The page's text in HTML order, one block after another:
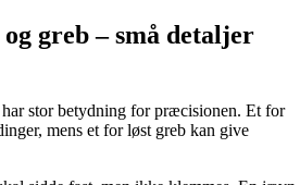
greb – små detaljer
stor betydning for præcisionen. Et for
mens et for løst greb kan give